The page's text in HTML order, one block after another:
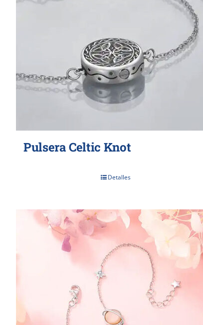
Pulsera Celtic Knot
Detalles